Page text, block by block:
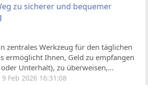
zu sicherer und bequemer
zentrales Werkzeug für den täglichen
ermöglicht Ihnen, Geld zu empfangen
oder Unterhalt), zu überweisen,...
Feb 2026 16:31:08